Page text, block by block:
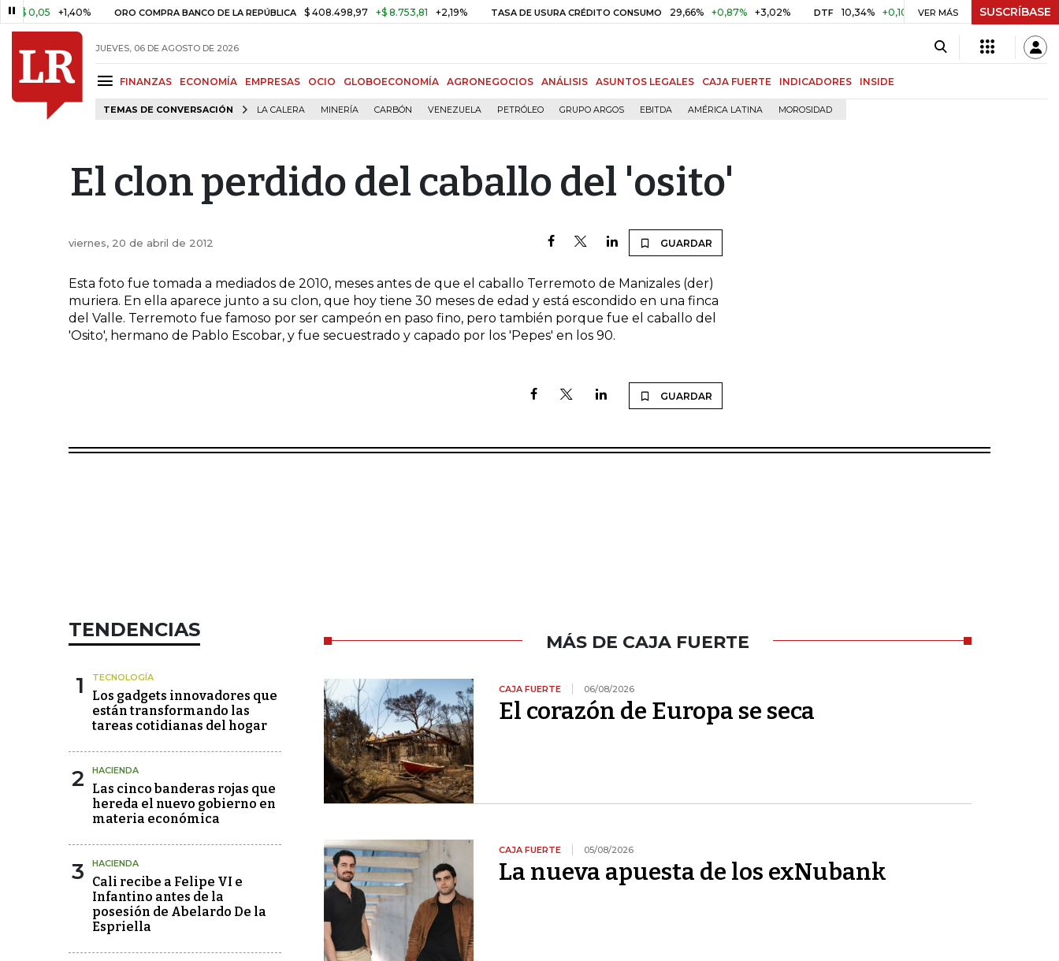
0,05 +1,40% ORO COMPRA BANCO DE LA REPÚBLICA $ 408.498,97 +$ 8.753,81 +2,19% TASA DE USURA CRÉDITO CONSUMO 29,66% +0,87% +3,02% DTF 10,34% +0,10% +0,98% UVR $ 416,91 +$
VER MÁS SUSCRÍBASE
JUEVES, 06 DE AGOSTO DE 2026
FINANZAS ECONOMÍA EMPRESAS OCIO GLOBOECONOMÍA AGRONEGOCIOS ANÁLISIS ASUNTOS LEGALES CAJA FUERTE INDICADORES INSIDE
TEMAS DE CONVERSACIÓN LA CALERA MINERÍA CARBÓN VENEZUELA PETRÓLEO GRUPO ARGOS EBITDA AMÉRICA LATINA MOROSIDAD
El clon perdido del caballo del 'osito'
viernes, 20 de abril de 2012 GUARDAR
Esta foto fue tomada a mediados de 2010, meses antes de que el caballo Terremoto de Manizales (der)
muriera. En ella aparece junto a su clon, que hoy tiene 30 meses de edad y está escondido en una finca
del Valle. Terremoto fue famoso por ser campeón en paso fino, pero también porque fue el caballo del
'Osito', hermano de Pablo Escobar, y fue secuestrado y capado por los 'Pepes' en los 90.
GUARDAR
TENDENCIAS
1 TECNOLOGÍA
Los gadgets innovadores que
están transformando las
tareas cotidianas del hogar
2 HACIENDA
Las cinco banderas rojas que
hereda el nuevo gobierno en
materia económica
3 HACIENDA
Cali recibe a Felipe VI e
Infantino antes de la
posesión de Abelardo De la
Espriella
MÁS DE CAJA FUERTE
CAJA FUERTE 06/08/2026
El corazón de Europa se seca
CAJA FUERTE 05/08/2026
La nueva apuesta de los exNubank